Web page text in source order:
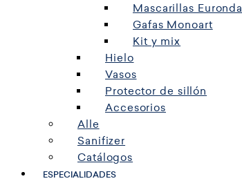
Mascarillas Euronda
Gafas Monoart
Kit y mix
Hielo
Vasos
Protector de sillón
Accesorios
Alle
Sanifizer
Catálogos
ESPECIALIDADES